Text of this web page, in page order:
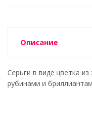
Описание
Серьги в виде цветка
рубинами и